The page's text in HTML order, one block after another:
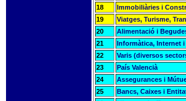
18
Immobiliàries i
19
Viatges, Turisme,
20
Alimentació i
21
Informàtica, Internet i
22
Varis (diversos
23
País Valencià
24
Assegurances i
25
Bancs, Caixes i